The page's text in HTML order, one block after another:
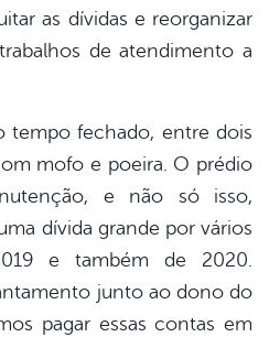
as dívidas e reorganizar
de atendimento a
tempo fechado, entre dois
mofo e poeira. O prédio
e não só isso,
dívida grande por vários
e também de 2020.
junto ao dono do
pagar essas contas em